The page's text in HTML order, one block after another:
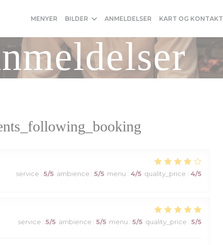
MENYER BILDER ANMELDELSER KART OG KONTAKT
service : 5/5 ambience : 5/5 menu : 4/5 quality_price : 4/5
service : 5/5 ambience : 5/5 menu : 5/5 quality_price : 5/5